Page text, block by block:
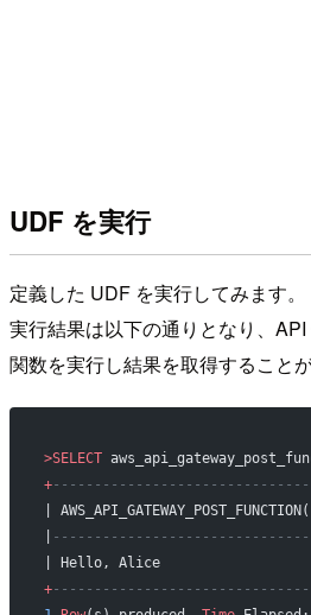
UDF を実行
定義した UDF を実行してみます。
実行結果は以下の通りとなり、
関数を実行し結果を取得することが
>SELECT
+
| AWS_API_GATEWAY_POST_FUNCTION(
| Hello, Alice
+